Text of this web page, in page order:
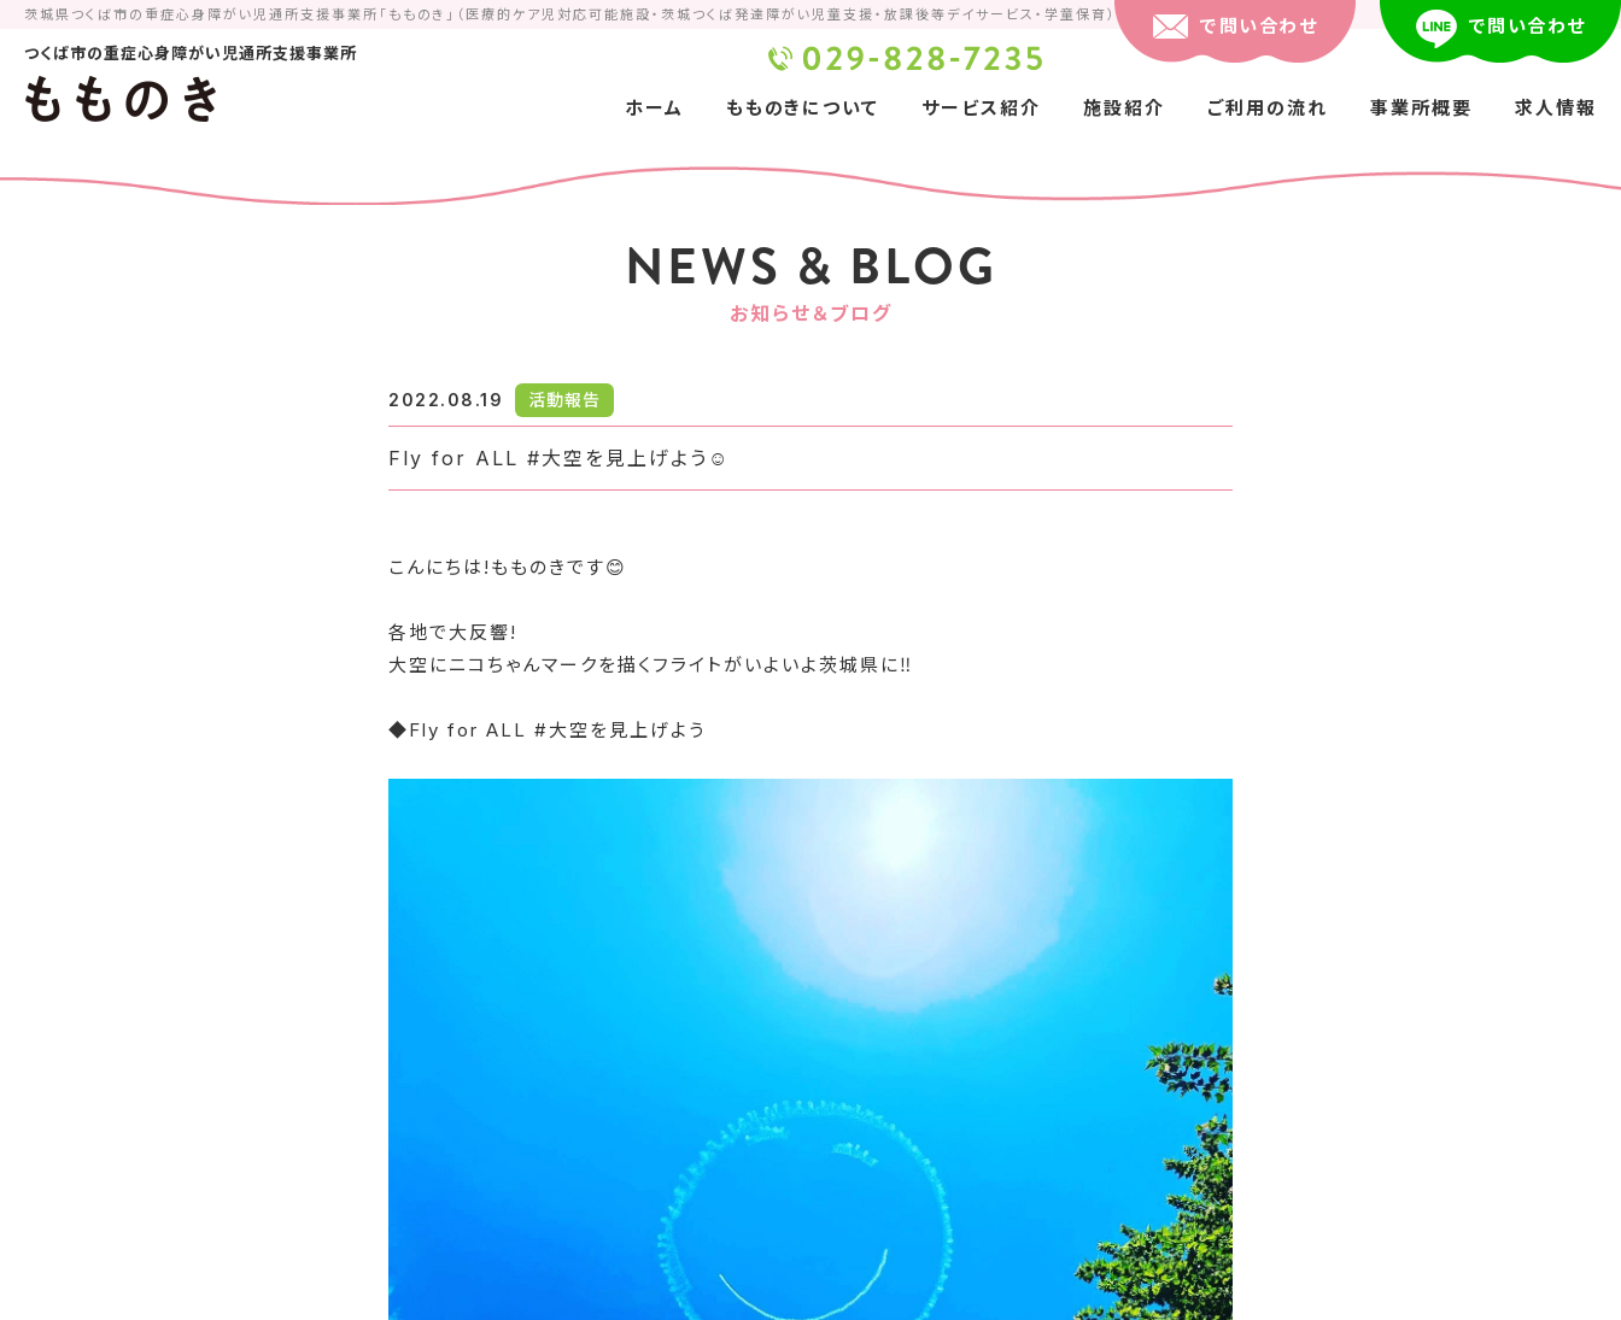
茨城県つくば市の重症心身障がい児通所支援事業所「もものき」（医療的ケア児対応可能施設・茨城つくば発達障がい児童支援・放課後等デイサービス・学童保育）
つくば市の重症心身障がい児通所支援事業所
コ
テ
ツ
へ
ホーム もものきについて サービス紹介 施設紹介 ご利用の流れ 事業所概要 求人情報
で問い合わせ で問い合わせ
NEWS & BLOG
お知らせ＆ブログ
2022.08.19 活動報告
Fly for ALL #大空を見上げよう☺︎
こんにちは!もものきです😊
各地で大反響!
大空にニコちゃんマークを描くフライトがいよいよ茨城県に‼
◆Fly for ALL #大空を見上げよう